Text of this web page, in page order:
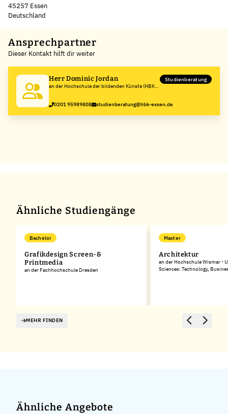
45257 Essen
Deutschland
+
−
Ansprechpartner
Dieser Kontakt hilft dir weiter
Herr Dominic Jordan
an der Hochschule der bildenden Künste (HBK)
Studienberatung
0201 95989808 studienberatung@hbk-essen.de
Ähnliche Studiengänge
Bachelor
Grafikdesign Screen-&
Printmedia
an der Fachhochschule Dresden
Master
Architektur
an der Hochschule Wismar -
Sciences: Technology,
MEHR FINDEN
Ähnliche Angebote